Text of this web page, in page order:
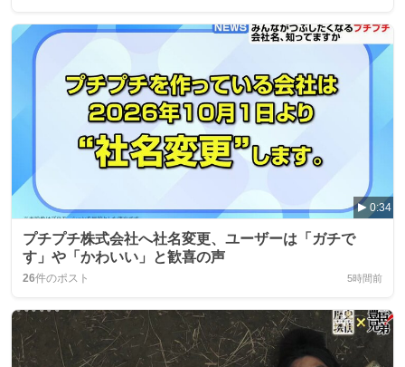
0:34
プチプチ株式会社へ社名変更、ユーザーは「ガチで
す」や「かわいい」と歓喜の声
26件のポスト 5時間前